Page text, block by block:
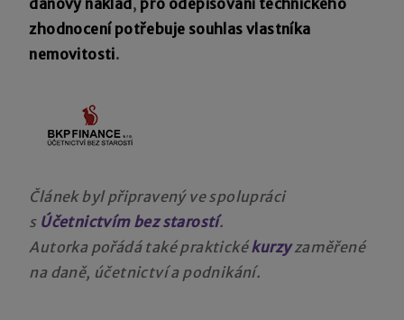
zhodnocení potřebuje souhlas vlastníka
nemovitosti.
Článek byl připravený ve spolupráci
s Účetnictvím bez starostí.
Autorka pořádá také praktickékurzyzaměřené
na daně, účetnictví a podnikání.